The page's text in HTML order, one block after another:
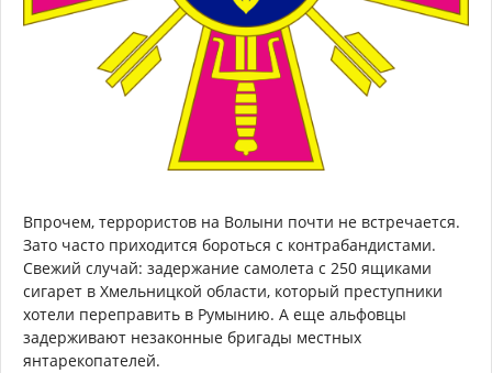
Впрочем, террористов на Волыни почти не встречается.
Зато часто приходится бороться с контрабандистами.
Свежий случай: задержание самолета с 250 ящиками
сигарет в Хмельницкой области, который преступники
хотели переправить в Румынию. А еще альфовцы
задерживают незаконные бригады местных
янтарекопателей.